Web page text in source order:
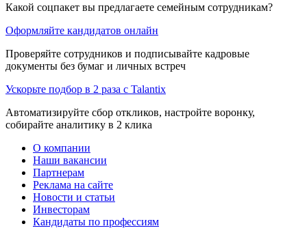
Какой соцпакет вы предлагаете семейным сотрудникам?
Оформляйте кандидатов онлайн
Проверяйте сотрудников и подписывайте кадровые
документы без бумаг и личных встреч
Ускорьте подбор в 2 раза с Talantix
Автоматизируйте сбор откликов, настройте воронку,
собирайте аналитику в 2 клика
О компании
Наши вакансии
Партнерам
Реклама на сайте
Новости и статьи
Инвесторам
Кандидаты по профессиям